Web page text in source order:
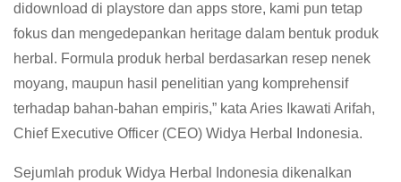
didownload di playstore dan apps store, kami pun tetap
fokus dan mengedepankan heritage dalam bentuk produk
herbal. Formula produk herbal berdasarkan resep nenek
moyang, maupun hasil penelitian yang komprehensif
terhadap bahan-bahan empiris,” kata Aries Ikawati Arifah,
Chief Executive Officer (CEO) Widya Herbal Indonesia.
Sejumlah produk Widya Herbal Indonesia dikenalkan